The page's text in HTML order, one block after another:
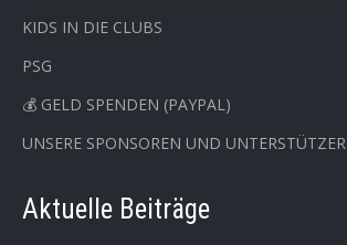
KIDS IN DIE CLUBS
PSG
💰 GELD SPENDEN (PAYPAL)
UNSERE SPONSOREN UND UNTERSTÜTZER
Aktuelle Beiträge